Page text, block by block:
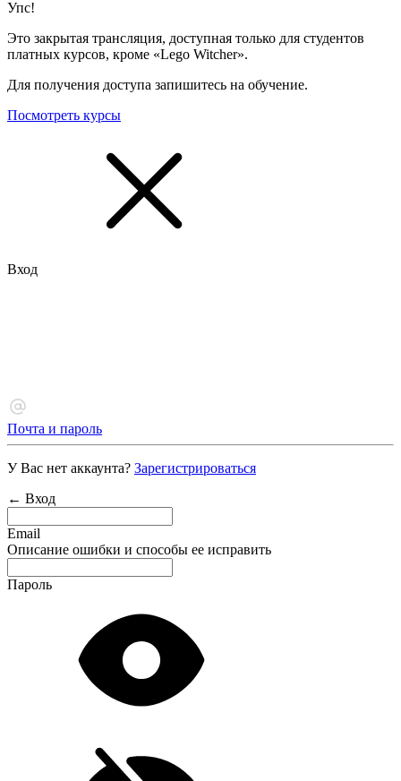
Упс!
Это закрытая трансляция, доступная только для студентов
платных курсов, кроме «Lego Witcher».
Для получения доступа запишитесь на обучение.
Посмотреть курсы
Вход
Почта и пароль
У Вас нет аккаунта? Зарегистрироваться
← Вход
Email
Описание ошибки и способы ее исправить
Пароль